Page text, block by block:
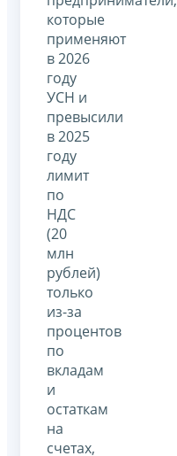
которые
применяют
в 2026
году
УСН и
превысили
в 2025
году
лимит
по
НДС
(20
млн
рублей)
только
из-за
процентов
по
вкладам
и
остаткам
на
счетах,